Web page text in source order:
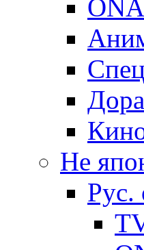
ONA
Не
Рус.